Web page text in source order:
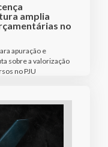
amplia
no
apuração e
sobre a valorização
no PJU